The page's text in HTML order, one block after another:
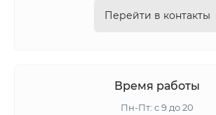
Перейти в контакты
Время работы
Пн-Пт: с 9 до 20